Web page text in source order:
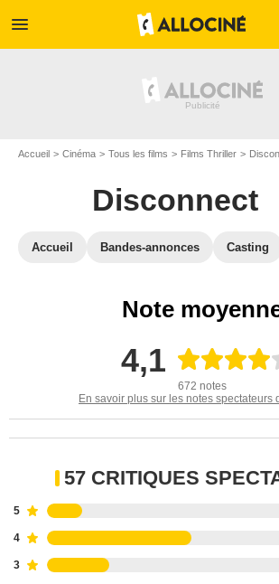
menu
Accueil Cinéma Tous les films Films Thriller
Disconnect
Accueil Bandes-annonces Casting
Note
4,1
672 notes
En savoir plus sur les notes spectateurs
57 CRITIQUES
5
4
3